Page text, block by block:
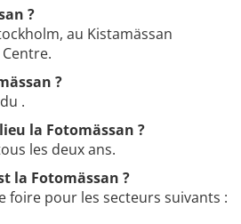
?
au Kistamässan
?
.
la Fotomässan ?
les deux ans.
la Fotomässan ?
foire pour les secteurs suivants :